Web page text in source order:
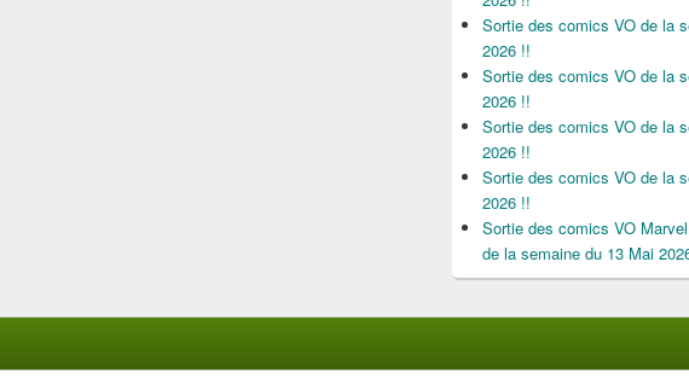
Sortie des comics VO de la
2026 !!
Sortie des comics VO de la
2026 !!
Sortie des comics VO de la
2026 !!
Sortie des comics VO de la
2026 !!
Sortie des comics VO
de la semaine du 13 Mai